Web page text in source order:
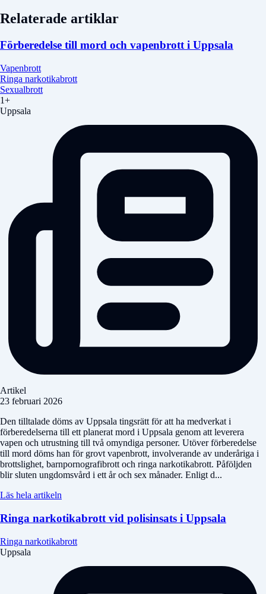
Relaterade artiklar
Förberedelse till mord och vapenbrott i Uppsala
Vapenbrott
Ringa narkotikabrott
Sexualbrott
1+
Uppsala
Artikel
23 februari 2026
Den tilltalade döms av Uppsala tingsrätt för att ha medverkat i
förberedelserna till ett planerat mord i Uppsala genom att leverera
vapen och utrustning till två omyndiga personer. Utöver förberedelse
till mord döms han för grovt vapenbrott, involverande av underåriga i
brottslighet, barnpornografibrott och ringa narkotikabrott. Påföljden
blir sluten ungdomsvård i ett år och sex månader. Enligt d...
Läs hela artikeln
Ringa narkotikabrott vid polisinsats i Uppsala
Ringa narkotikabrott
Uppsala